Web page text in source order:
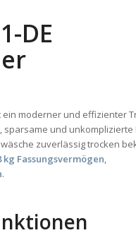
DE
ein moderner und effizienter
und unkomplizierte
zuverlässig trocken
kg Fassungsvermögen,
.